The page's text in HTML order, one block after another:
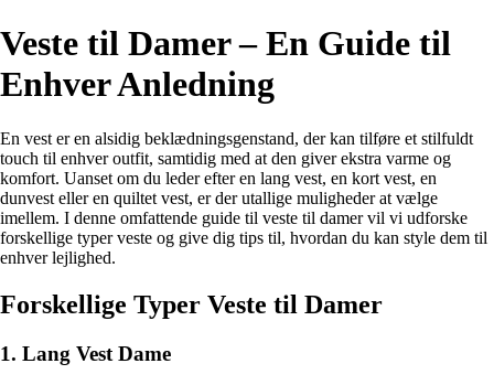
Veste til Damer – En Guide til
Enhver Anledning
En vest er en alsidig beklædningsgenstand, der kan tilføre et stilfuldt
touch til enhver outfit, samtidig med at den giver ekstra varme og
komfort. Uanset om du leder efter en lang vest, en kort vest, en
dunvest eller en quiltet vest, er der utallige muligheder at vælge
imellem. I denne omfattende guide til veste til damer vil vi udforske
forskellige typer veste og give dig tips til, hvordan du kan style dem til
enhver lejlighed.
Forskellige Typer Veste til Damer
1. Lang Vest Dame